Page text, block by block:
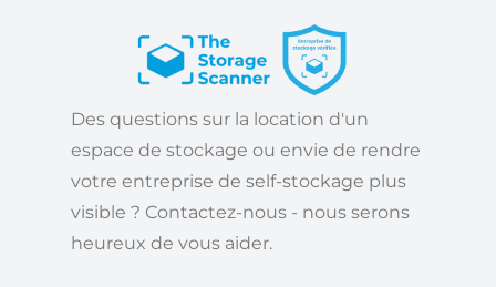
Des questions sur la location d'un
espace de stockage ou envie de rendre
votre entreprise de self-stockage plus
visible ? Contactez-nous - nous serons
heureux de vous aider.